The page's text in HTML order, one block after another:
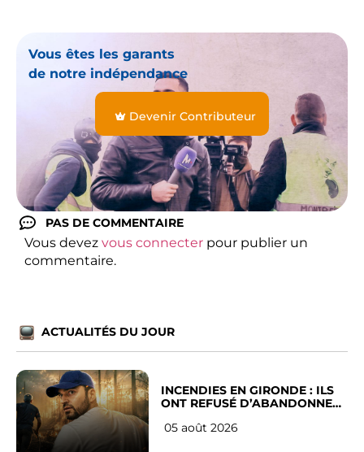
Vous êtes les garants
de notre indépendance
Devenir Contributeur
PAS DE COMMENTAIRE
Vous devez vous connecter pour publier un
commentaire.
ACTUALITÉS DU JOUR
INCENDIES EN GIRONDE : ILS
ONT REFUSÉ D’ABANDONNER
05 août 2026